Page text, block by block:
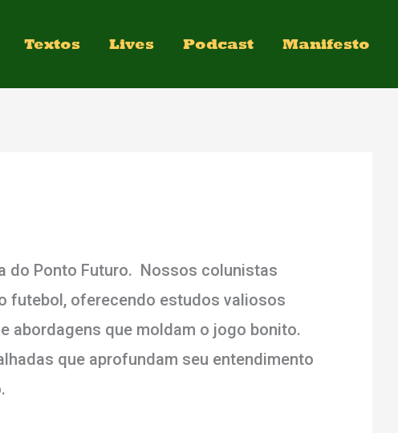
Textos Lives Podcast Manifesto
do Ponto Futuro. Nossos colunistas
futebol, oferecendo estudos valiosos
abordagens que moldam o jogo bonito.
que aprofundam seu entendimento